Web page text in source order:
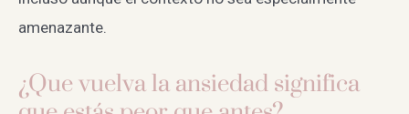
amenazante.
¿Que vuelva la ansiedad significa